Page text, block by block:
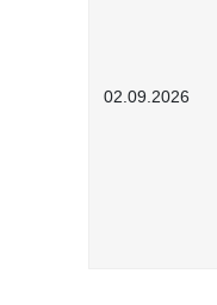
02.09.2026